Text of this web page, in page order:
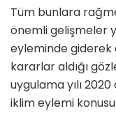
Tüm bunlara
önemli gelişmeler
eyleminde
kararlar aldığı
uygulama yılı
iklim eylemi